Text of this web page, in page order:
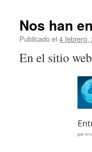
Nos han
Publicado el 4 febrero,
En el sitio web